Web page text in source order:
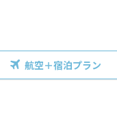
航空＋宿泊プラン